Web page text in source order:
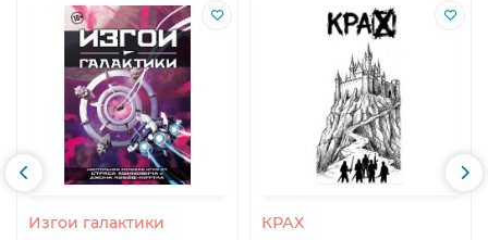
Изгои галактики КРАХ